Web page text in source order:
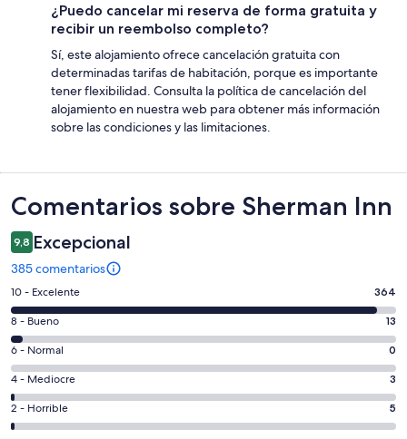
¿Puedo cancelar mi reserva de forma gratuita y
recibir un reembolso completo?
Sí, este alojamiento ofrece cancelación gratuita con
determinadas tarifas de habitación, porque es importante
tener flexibilidad. Consulta la política de cancelación del
alojamiento en nuestra web para obtener más información
sobre las condiciones y las limitaciones.
Comentarios
Comentarios sobre Sherman Inn
9,8 Excepcional
385 comentarios
364
comentarios
de
un
total
de
385
con
10 - Excelente 364
13
comentarios
de
un
total
de
8 - Bueno 13
0
comentarios
de
un
total
6 - Normal 0
3
comentarios
de
4 - Mediocre 3
5
comentarios
2 - Horrible 5